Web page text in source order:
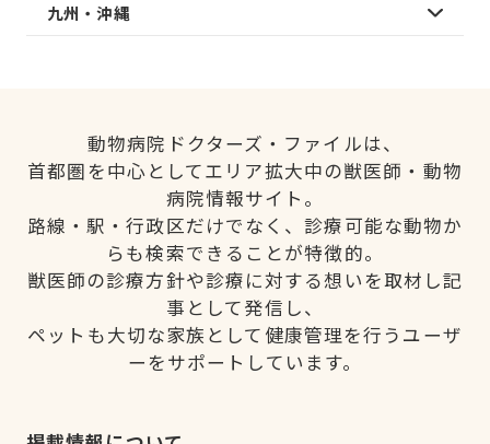
九州・沖縄
動物病院ドクターズ・ファイルは、
首都圏を中心としてエリア拡大中の獣医師・動物
病院情報サイト。
路線・駅・行政区だけでなく、診療可能な動物か
らも検索できることが特徴的。
獣医師の診療方針や診療に対する想いを取材し記
事として発信し、
ペットも大切な家族として健康管理を行うユーザ
ーをサポートしています。